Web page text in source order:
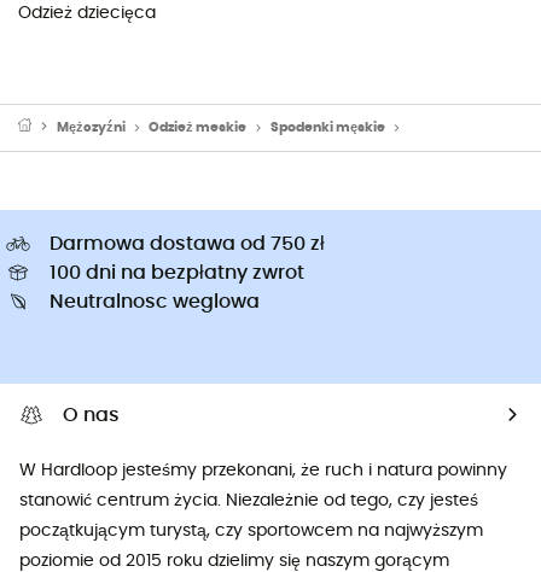
Odzież dziecięca
Mężczyźni Odzież meskie Spodenki męskie
Darmowa dostawa od 750 zł
100 dni na bezpłatny zwrot
Neutralnosc weglowa
O nas
W Hardloop jesteśmy przekonani, że ruch i natura powinny
stanowić centrum życia. Niezależnie od tego, czy jesteś
początkującym turystą, czy sportowcem na najwyższym
poziomie od 2015 roku dzielimy się naszym gorącym